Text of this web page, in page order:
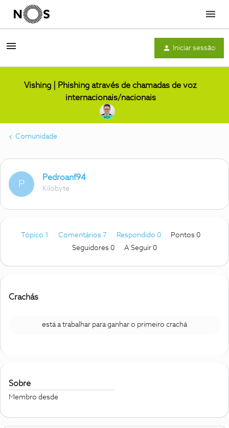
Menu
Iniciar sessão
Vishing | Phishing através de chamadas de voz
internacionais/nacionais
Comunidade
P
Pedroanf94
Kilobyte
Tópico 1 Comentários 7 Respondido 0
Pontos 0
Seguidores 0 A Seguir 0
Crachás
está a trabalhar para ganhar o primeiro crachá
Sobre
Membro desde